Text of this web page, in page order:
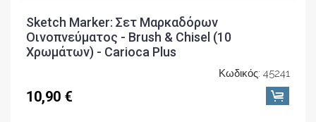
Sketch Marker: Σετ Μαρκαδόρων
Οινοπνεύματος - Brush & Chisel (10
Χρωμάτων) - Carioca Plus
Κωδικός: 45241
10,90 €